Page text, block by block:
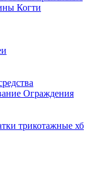
Когти
Ограждения
трикотажные хб